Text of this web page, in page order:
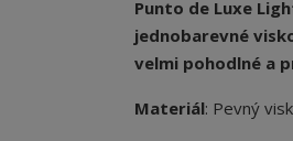
Punto de Luxe
jednobarevné
velmi pohodlné a
Materiál: Pevný